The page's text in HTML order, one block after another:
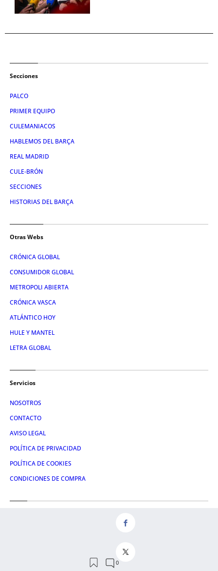
Secciones
PALCO
PRIMER EQUIPO
CULEMANIACOS
HABLEMOS DEL BARÇA
REAL MADRID
CULE-BRÓN
SECCIONES
HISTORIAS DEL BARÇA
Otras Webs
CRÓNICA GLOBAL
CONSUMIDOR GLOBAL
METROPOLI ABIERTA
CRÓNICA VASCA
ATLÁNTICO HOY
HULE Y MANTEL
LETRA GLOBAL
Servicios
NOSOTROS
CONTACTO
AVISO LEGAL
POLÍTICA DE PRIVACIDAD
POLÍTICA DE COOKIES
CONDICIONES DE COMPRA